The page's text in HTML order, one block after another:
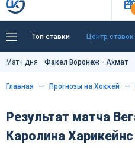
Топ ставки Центр ставок
Тренды Букмекеры
Как тут заработать?
Матч дня Факел Воронеж - Ахмат
Главная Прогнозы на Хоккей
Результат матча
Каролина